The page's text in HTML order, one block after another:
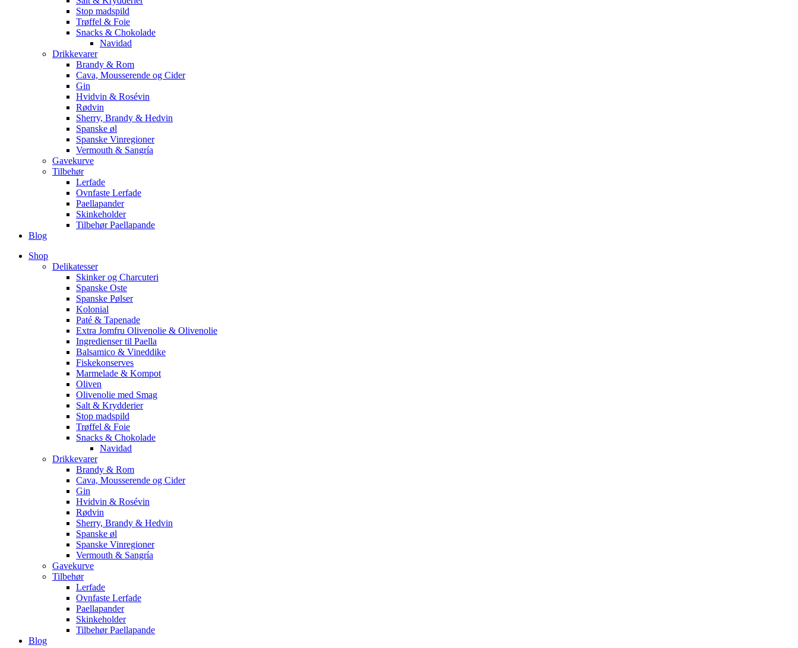
Stop madspild
Trøffel & Foie
Snacks & Chokolade
Navidad
Drikkevarer
Brandy & Rom
Cava, Mousserende og Cider
Gin
Hvidvin & Rosévin
Rødvin
Sherry, Brandy & Hedvin
Spanske øl
Spanske Vinregioner
Vermouth & Sangría
Gavekurve
Tilbehør
Lerfade
Ovnfaste Lerfade
Paellapander
Skinkeholder
Tilbehør Paellapande
Blog
Shop
Delikatesser
Skinker og Charcuteri
Spanske Oste
Spanske Pølser
Kolonial
Paté & Tapenade
Extra Jomfru Olivenolie & Olivenolie
Ingredienser til Paella
Balsamico & Vineddike
Fiskekonserves
Marmelade & Kompot
Oliven
Olivenolie med Smag
Salt & Krydderier
Stop madspild
Trøffel & Foie
Snacks & Chokolade
Navidad
Drikkevarer
Brandy & Rom
Cava, Mousserende og Cider
Gin
Hvidvin & Rosévin
Rødvin
Sherry, Brandy & Hedvin
Spanske øl
Spanske Vinregioner
Vermouth & Sangría
Gavekurve
Tilbehør
Lerfade
Ovnfaste Lerfade
Paellapander
Skinkeholder
Tilbehør Paellapande
Blog